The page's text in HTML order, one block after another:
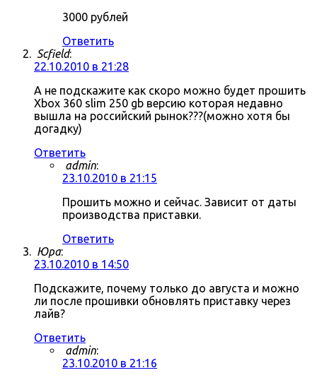
3000 рублей
Ответить
Scfield:
22.10.2010 в 21:28
А не подскажите как скоро можно будет прошить
Xbox 360 slim 250 gb версию которая недавно
вышла на российский рынок???(можно хотя бы
догадку)
Ответить
admin:
23.10.2010 в 21:15
Прошить можно и сейчас. Зависит от даты
производства приставки.
Ответить
Юра:
23.10.2010 в 14:50
Подскажите, почему только до августа и можно
ли после прошивки обновлять приставку через
лайв?
Ответить
admin:
23.10.2010 в 21:16